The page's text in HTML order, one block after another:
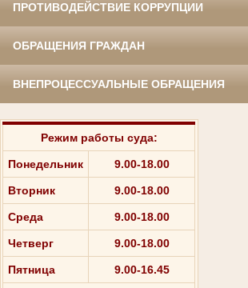
ПРОТИВОДЕЙСТВИЕ КОРРУПЦИИ
ОБРАЩЕНИЯ ГРАЖДАН
ВНЕПРОЦЕССУАЛЬНЫЕ ОБРАЩЕНИЯ
Режим работы суда:
Понедельник 9.00-18.00
Вторник 9.00-18.00
Среда 9.00-18.00
Четверг 9.00-18.00
Пятница 9.00-16.45